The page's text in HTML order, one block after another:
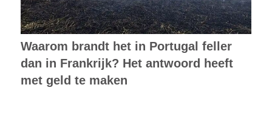
Waarom brandt het in Portugal feller
dan in Frankrijk? Het antwoord heeft
met geld te maken